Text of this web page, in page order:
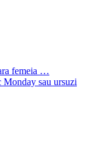
femeia …
Monday sau ursuzi